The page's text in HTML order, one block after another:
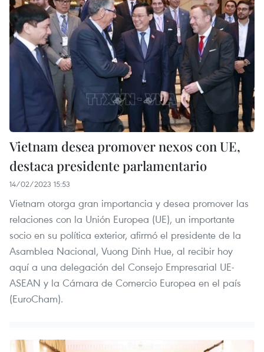
Vietnam desea promover nexos con UE,
destaca presidente parlamentario
14/02/2023 15:53
Vietnam otorga gran importancia y desea promover las
relaciones con la Unión Europea (UE), un importante
socio en su política exterior, afirmó el presidente de la
Asamblea Nacional, Vuong Dinh Hue, al recibir hoy
aquí a una delegación del Consejo Empresarial UE-
ASEAN y la Cámara de Comercio Europea en el país
(EuroCham).